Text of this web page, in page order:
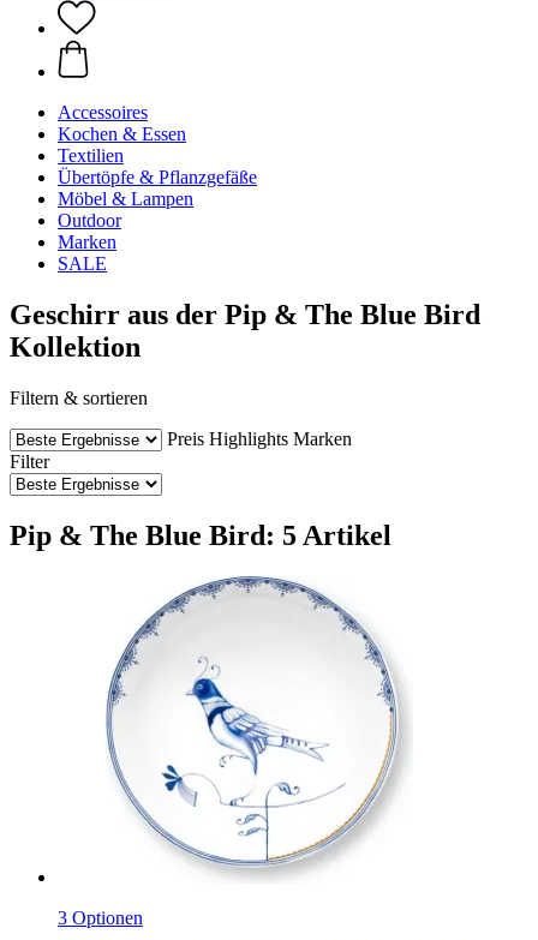
Accessoires
Kochen & Essen
Textilien
Übertöpfe & Pflanzgefäße
Möbel & Lampen
Outdoor
Marken
SALE
Geschirr aus der Pip & The Blue Bird
Kollektion
Filtern & sortieren
Preis Highlights Marken
Filter
Pip & The Blue Bird: 5 Artikel
3 Optionen